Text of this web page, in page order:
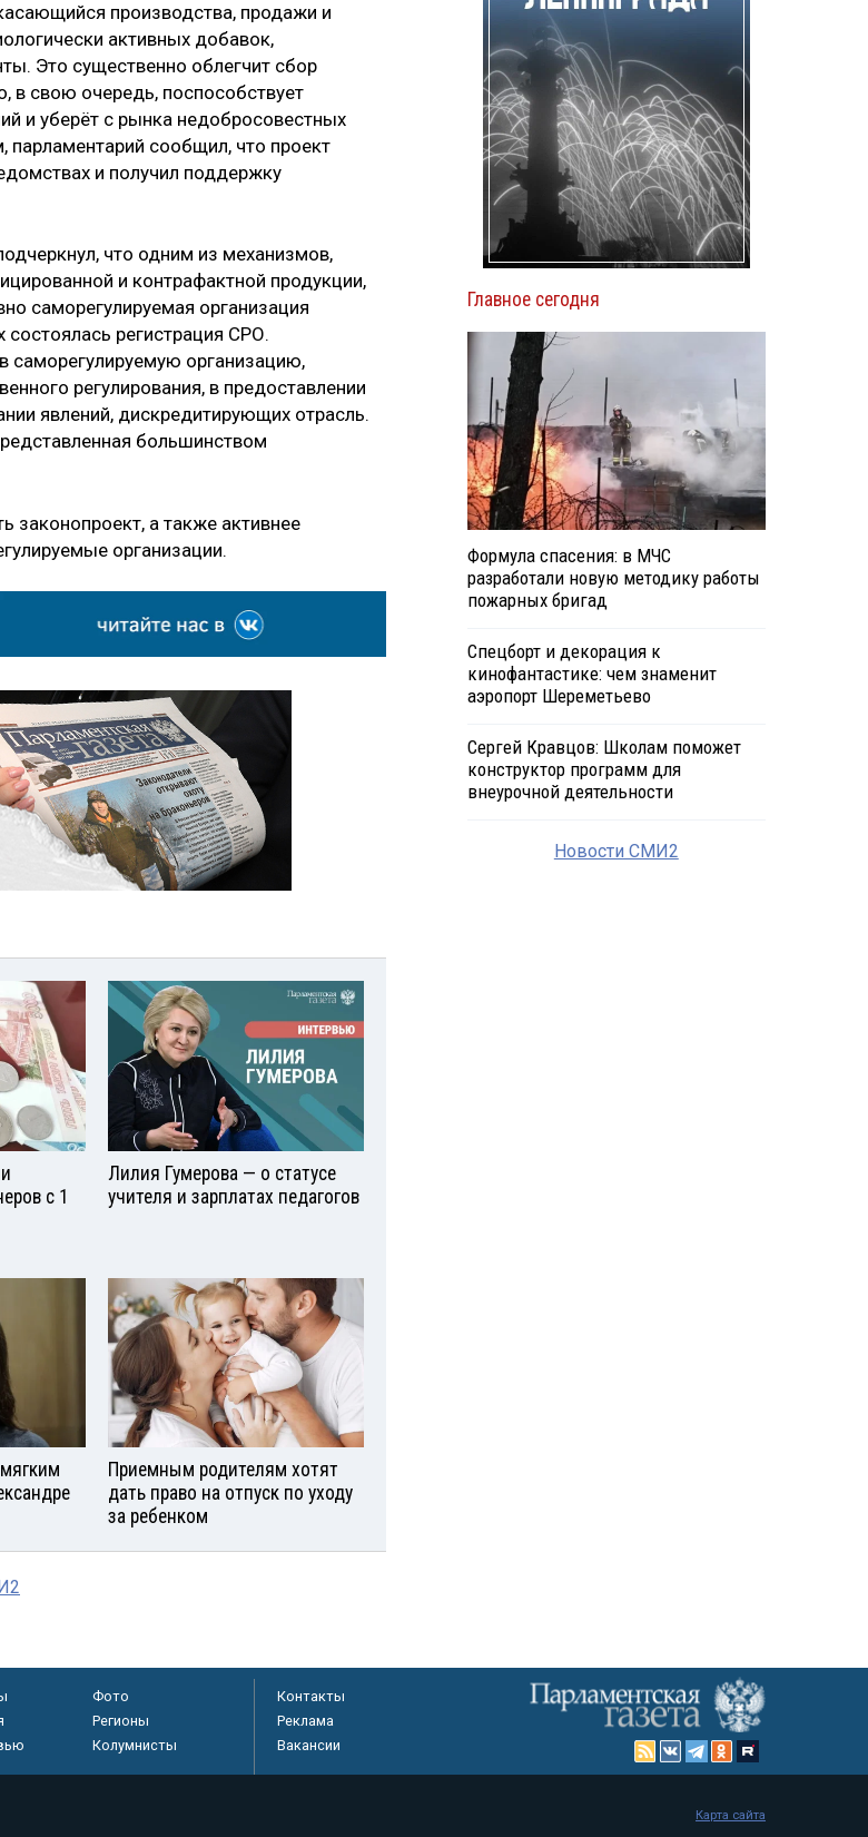
производства, продажи и
активных добавок,
Это существенно облегчит сбор
в свою очередь, поспособствует
и уберёт с рынка недобросовестных
парламентарий сообщил, что проект
и получил поддержку
что одним из механизмов,
и контрафактной продукции,
саморегулируемая организация
регистрация СРО.
саморегулируемую организацию,
регулирования, в предоставлении
явлений, дискредитирующих отрасль.
большинством
а также активнее
организации.
с 1
Лилия Гумерова — о статусе
учителя и зарплатах педагогов
Приемным родителям хотят
дать право на отпуск по уходу
за ребенком
Главное сегодня
Формула спасения: в МЧС
разработали новую методику работы
пожарных бригад
Спецборт и декорация к
кинофантастике: чем знаменит
аэропорт Шереметьево
Сергей Кравцов: Школам поможет
конструктор программ для
внеурочной деятельности
Новости СМИ2
Фото
Регионы
Колумнисты
Контакты
Реклама
Вакансии
Карта сайта